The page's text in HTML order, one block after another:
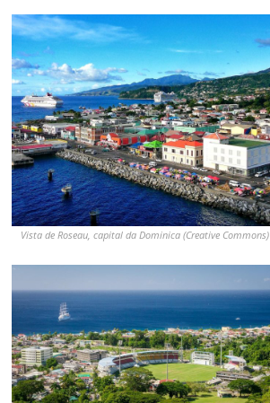
Vista de Roseau, capital da Dominica (Creative Commons)